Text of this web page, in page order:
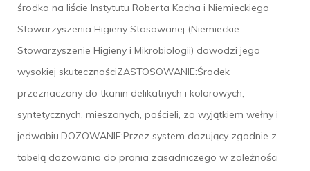
środka na liście Instytutu Roberta Kocha i Niemieckiego
Stowarzyszenia Higieny Stosowanej (Niemieckie
Stowarzyszenie Higieny i Mikrobiologii) dowodzi jego
wysokiej skutecznościZASTOSOWANIE:Środek
przeznaczony do tkanin delikatnych i kolorowych,
syntetycznych, mieszanych, pościeli, za wyjątkiem wełny i
jedwabiu.DOZOWANIE:Przez system dozujący zgodnie z
tabelą dozowania do prania zasadniczego w zależności